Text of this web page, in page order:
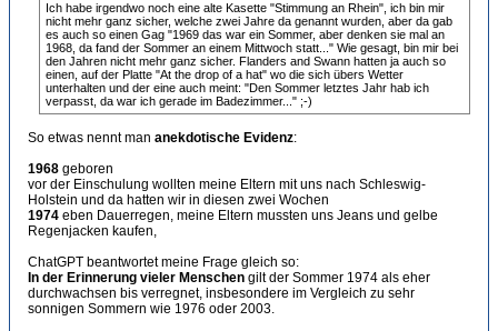
Ich habe irgendwo noch eine alte Kasette "Stimmung an Rhein", ich bin mir
nicht mehr ganz sicher, welche zwei Jahre da genannt wurden, aber da gab
es auch so einen Gag "1969 das war ein Sommer, aber denken sie mal an
1968, da fand der Sommer an einem Mittwoch statt..." Wie gesagt, bin mir bei
den Jahren nicht mehr ganz sicher. Flanders and Swann hatten ja auch so
einen, auf der Platte "At the drop of a hat" wo die sich übers Wetter
unterhalten und der eine auch meint: "Den Sommer letztes Jahr hab ich
verpasst, da war ich gerade im Badezimmer..." ;-)
So etwas nennt man anekdotische Evidenz:
1968 geboren
vor der Einschulung wollten meine Eltern mit uns nach Schleswig-
Holstein und da hatten wir in diesen zwei Wochen
1974 eben Dauerregen, meine Eltern mussten uns Jeans und gelbe
Regenjacken kaufen,
ChatGPT beantwortet meine Frage gleich so:
In der Erinnerung vieler Menschen gilt der Sommer 1974 als eher
durchwachsen bis verregnet, insbesondere im Vergleich zu sehr
sonnigen Sommern wie 1976 oder 2003.